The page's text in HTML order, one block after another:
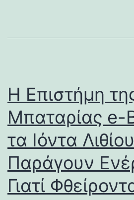
Η Επιστήμη
Μπαταρίας e-
τα Ιόντα Λιθίου
Παράγουν
Γιατί